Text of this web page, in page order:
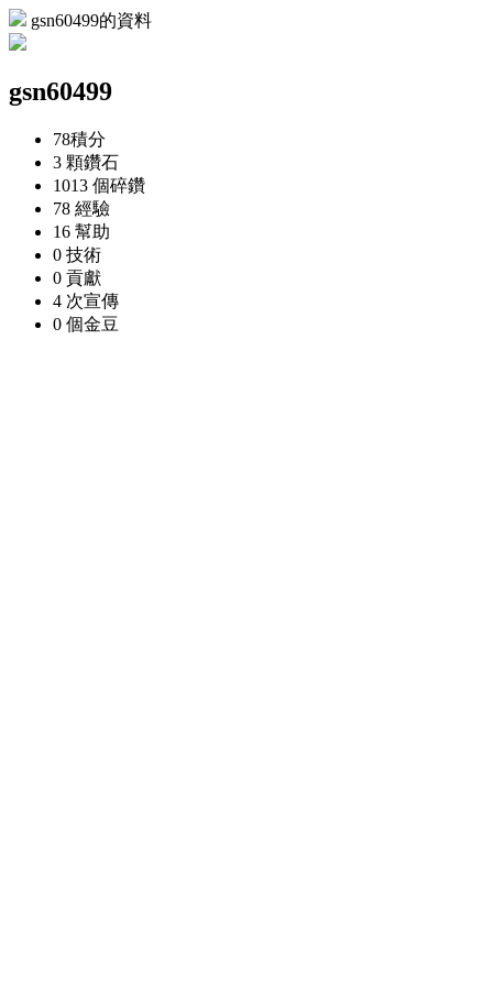
gsn60499的資料
gsn60499
78積分
3 顆鑽石
1013 個碎鑽
78 經驗
16 幫助
0 技術
0 貢獻
4 次宣傳
0 個金豆